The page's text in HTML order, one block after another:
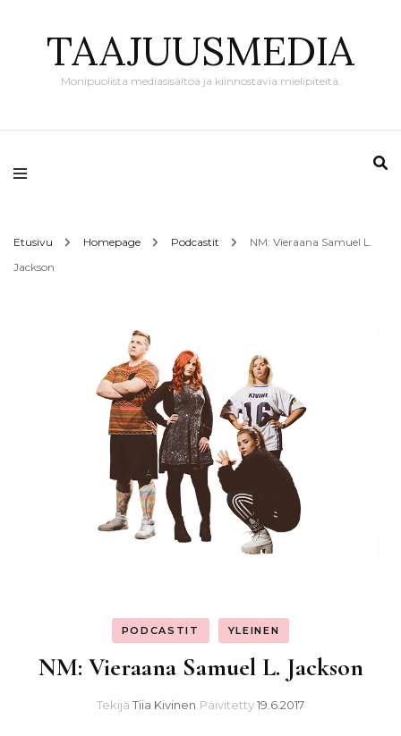
TAAJUUSMEDIA
Monipuolista mediasisältöä ja kiinnostavia mielipiteitä.
Etusivu Homepage Podcastit
NM: Vieraana Samuel L.
Jackson
PODCASTIT YLEINEN
NM: Vieraana Samuel L. Jackson
Tekijä Tiia Kivinen Päivitetty19.6.2017